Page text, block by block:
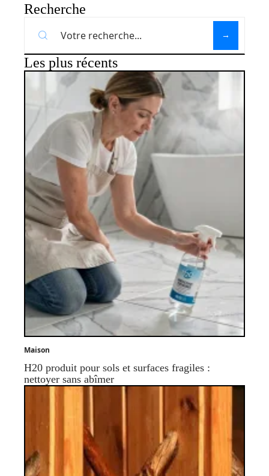
Recherche
Les plus récents
Maison
H20 produit pour sols et surfaces fragiles :
nettoyer sans abîmer